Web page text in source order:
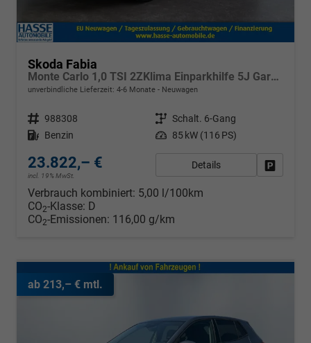
Skoda Fabia
Monte Carlo 1,0 TSI 2ZKlima Einparkhilfe 5J Garantie LED 16 Zoll Alu 10Zoll Digitales Cockpit Apple Carplay Sitzheizung
unverbindliche Lieferzeit: 4-6 Monate Neuwagen
Fahrzeugnr. 988308 Getriebe Schalt. 6-Gang
Kraftstoff Benzin Leistung 85 kW (116 PS)
23.822,– €
incl. 19% MwSt.
Details
Verbrauch kombiniert: 5,00 l/100km
CO2-Klasse: D
CO2-Emissionen: 116,00 g/km
ab 213,– € mtl.